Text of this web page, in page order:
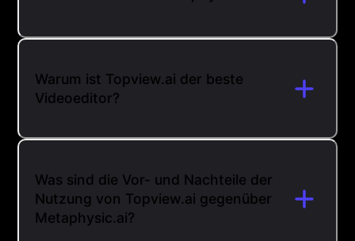
Warum ist Topview.ai der beste
Videoeditor?
Was sind die Vor- und Nachteile der
Nutzung von Topview.ai gegenüber
Metaphysic.ai?